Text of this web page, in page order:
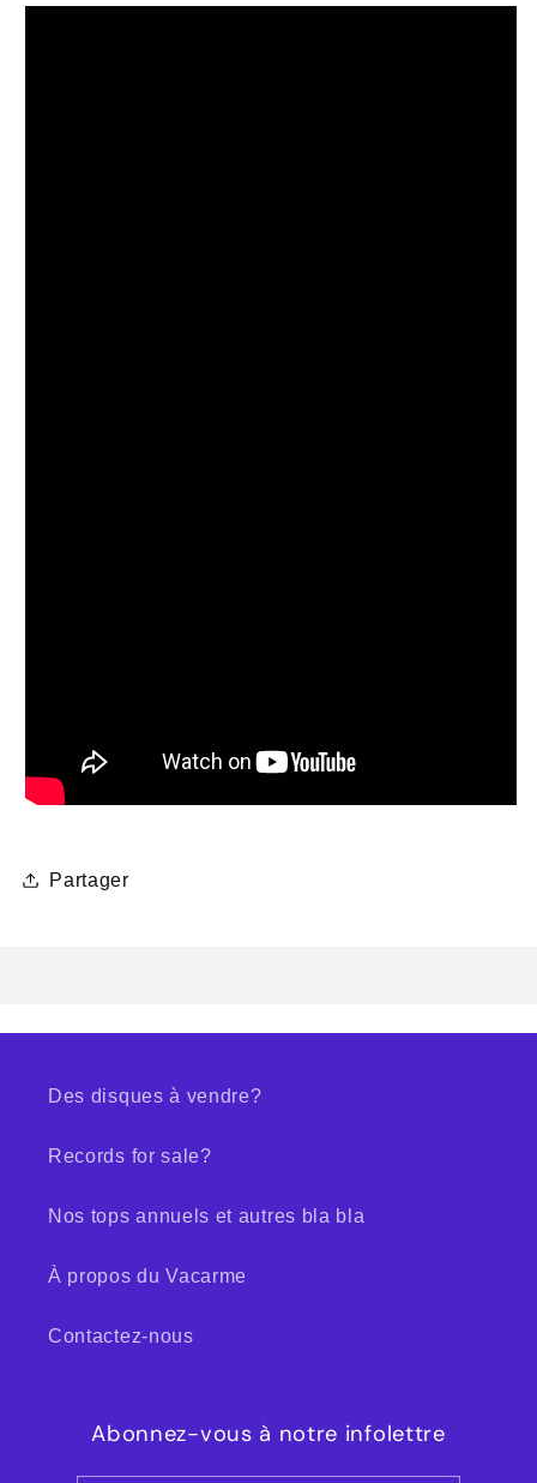
Partager
Des disques à vendre?
Records for sale?
Nos tops annuels et autres bla bla
À propos du Vacarme
Contactez-nous
Abonnez-vous à notre infolettre